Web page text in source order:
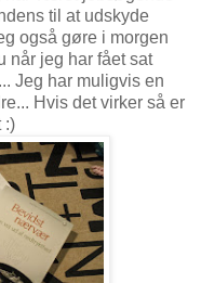
til at udskyde
også gøre i morgen
når jeg har fået sat
Jeg har muligvis en
Hvis det virker så er
:)